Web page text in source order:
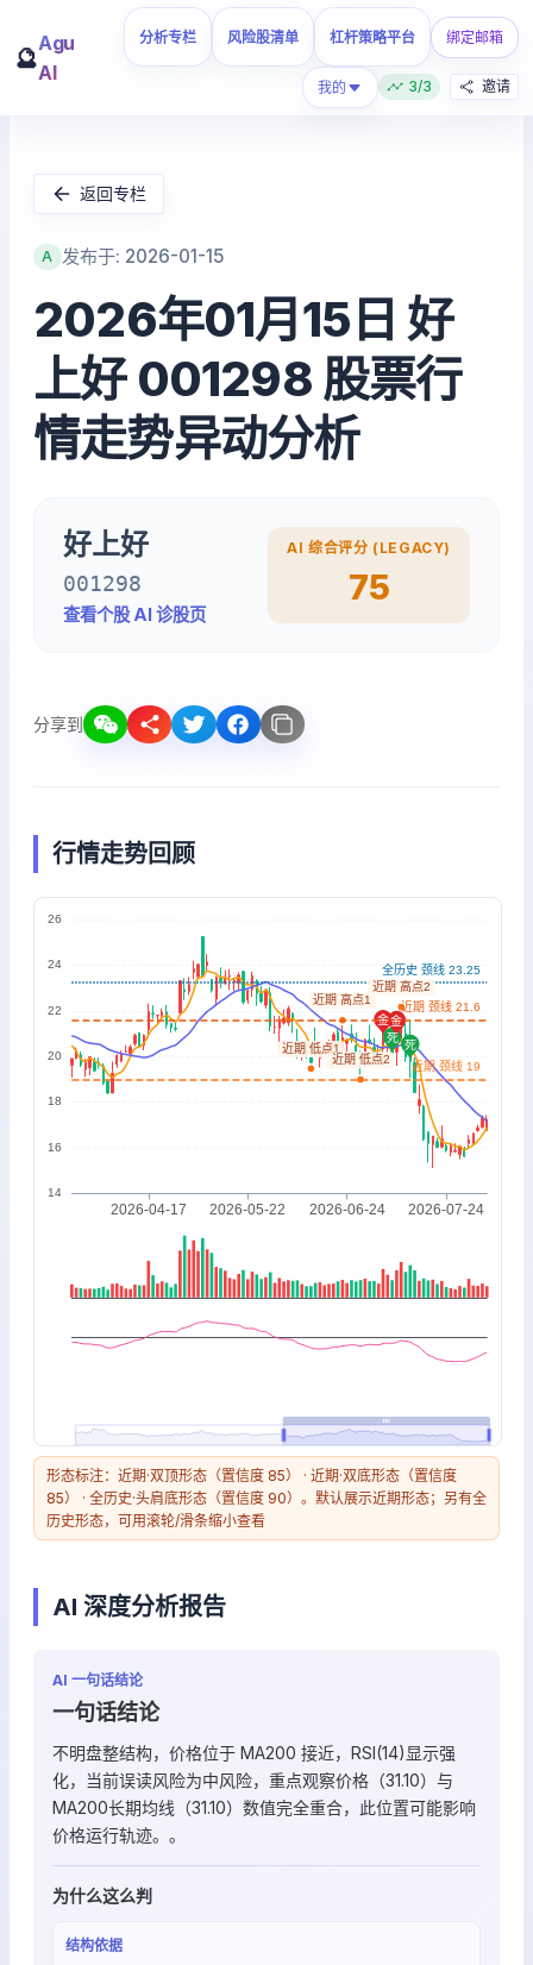
🔮
Agu
AI
分析专栏 风险股清单 杠杆策略平台 绑定邮箱
我的 3/3 邀请
返回专栏
A 发布于: 2026-01-15
2026年01月15日 好
上好 001298 股票行
情走势异动分析
好上好
001298
查看个股 AI 诊股页
AI 综合评分 (LEGACY)
75
分享到
行情走势回顾
形态标注：近期·双顶形态（置信度 85） · 近期·双底形态（置信度
85） · 全历史·头肩底形态（置信度 90）。默认展示近期形态；另有全
历史形态，可用滚轮/滑条缩小查看
AI 深度分析报告
AI 一句话结论
一句话结论
不明盘整结构，价格位于 MA200 接近，RSI(14)显示强
化，当前误读风险为中风险，重点观察价格（31.10）与
MA200长期均线（31.10）数值完全重合，此位置可能影响
价格运行轨迹。。
为什么这么判
结构依据